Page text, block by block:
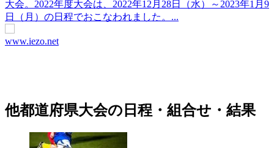
大会。2022年度大会は、2022年12月28日（水）～2023年1月9
日（月）の日程でおこなわれました。...
www.iezo.net
他都道府県大会の日程・組合せ・結果